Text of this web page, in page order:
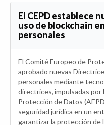
El CEPD establece
uso de blockchain
personales
El Comité Europeo de
aprobado nuevas
personales mediante
directrices, impulsadas por
Protección de Datos
seguridad jurídica en un
garantizar la protección de